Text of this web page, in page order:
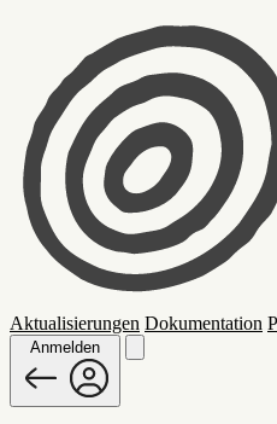
Aktualisierungen Dokumentation
Anmelden